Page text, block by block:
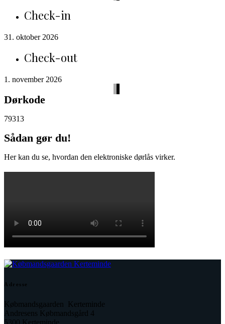
Check-in
31. oktober 2026
Check-out
1. november 2026
Dørkode
79313
Sådan gør du!
Her kan du se, hvordan den elektroniske dørlås virker.
Adresse
Købmandsgaarden Kerteminde
Andresens Købmandsgård 4
5300 Kerteminde